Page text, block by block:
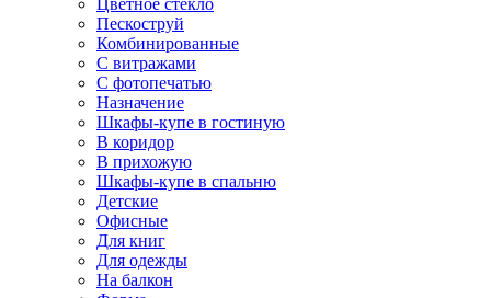
Цветное стекло
Пескоструй
Комбинированные
С витражами
С фотопечатью
Назначение
Шкафы-купе в гостиную
В коридор
В прихожую
Шкафы-купе в спальню
Детские
Офисные
Для книг
Для одежды
На балкон